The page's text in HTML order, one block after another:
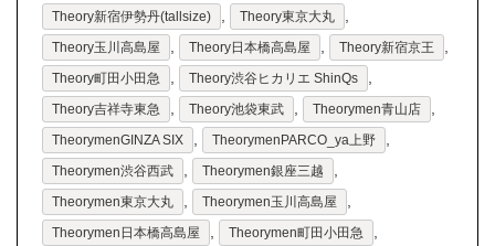
Theory新宿伊勢丹(tallsize) Theory東京大丸
Theory玉川高島屋 Theory日本橋高島屋 Theory新宿京王
Theory町田小田急 Theory渋谷ヒカリエ ShinQs
Theory吉祥寺東急 Theory池袋東武 Theorymen青山店
TheorymenGINZA SIX TheorymenPARCO_ya上野
Theorymen渋谷西武 Theorymen銀座三越
Theorymen東京大丸 Theorymen玉川高島屋
Theorymen日本橋高島屋 Theorymen町田小田急